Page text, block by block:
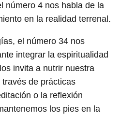
número 4 nos habla de la
en la realidad terrenal.
el número 34 nos
integrar la espiritualidad
invita a nutrir nuestra
de prácticas
o la reflexión
los pies en la